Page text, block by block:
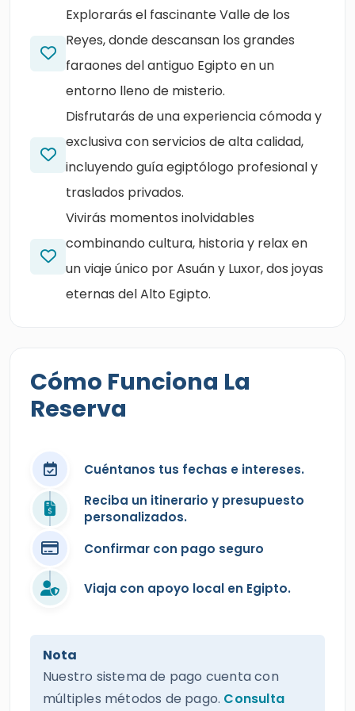
Explorarás el fascinante Valle de los
Reyes, donde descansan los grandes
faraones del antiguo Egipto en un
entorno lleno de misterio.
Disfrutarás de una experiencia cómoda y
exclusiva con servicios de alta calidad,
incluyendo guía egiptólogo profesional y
traslados privados.
Vivirás momentos inolvidables
combinando cultura, historia y relax en
un viaje único por Asuán y Luxor, dos joyas
eternas del Alto Egipto.
Cómo Funciona La
Reserva
Cuéntanos tus fechas e intereses.
Reciba un itinerario y presupuesto
personalizados.
Confirmar con pago seguro
Viaja con apoyo local en Egipto.
Nota
Nuestro sistema de pago cuenta con
múltiples métodos de pago. Consulta